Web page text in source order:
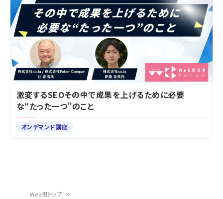
Web担トップ
激変するSEO――その中で成果を上げるために必要
な“たった一つ”のこと
オンデマンド講座